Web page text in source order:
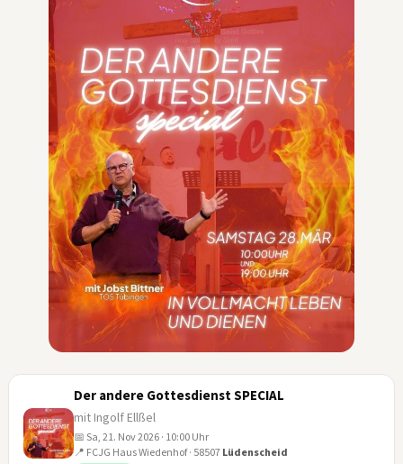
Der andere Gottesdienst SPECIAL
mit Ingolf Ellßel
📅 Sa, 21. Nov 2026 · 10:00 Uhr
📍 FCJG Haus Wiedenhof · 58507 Lüdenscheid